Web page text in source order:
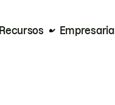
Recursos Empresarial